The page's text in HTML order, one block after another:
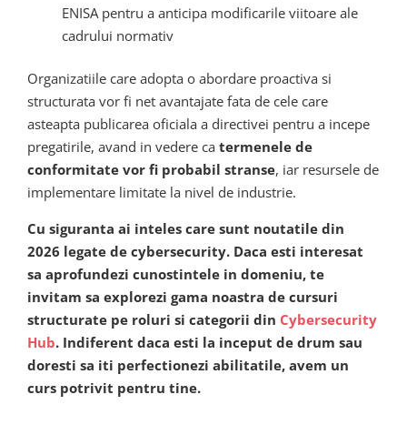
ENISA pentru a anticipa modificarile viitoare ale
cadrului normativ
Organizatiile care adopta o abordare proactiva si
structurata vor fi net avantajate fata de cele care
asteapta publicarea oficiala a directivei pentru a incepe
pregatirile, avand in vedere ca termenele de
conformitate vor fi probabil stranse, iar resursele de
implementare limitate la nivel de industrie.
Cu siguranta ai inteles care sunt noutatile din
2026 legate de cybersecurity. Daca esti interesat
sa aprofundezi cunostintele in domeniu, te
invitam sa explorezi gama noastra de cursuri
structurate pe roluri si categorii din Cybersecurity
Hub. Indiferent daca esti la inceput de drum sau
doresti sa iti perfectionezi abilitatile, avem un
curs potrivit pentru tine.